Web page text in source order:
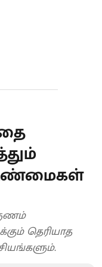
உண்மைகள்
தெரியாத